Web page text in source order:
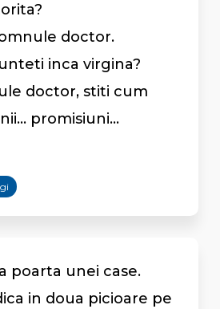
doctor.
inca virgina?
doctor, stiti cum
promisiuni...
poarta unei case.
in doua picioare pe